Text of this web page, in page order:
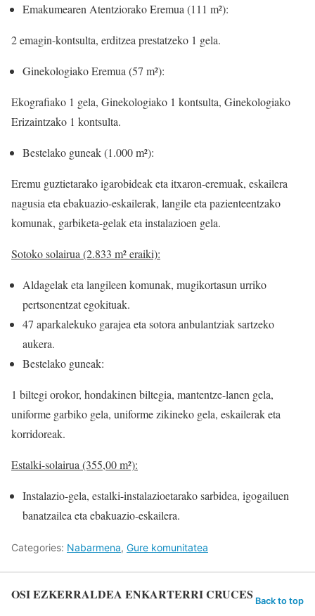
Emakumearen Atentziorako Eremua (111 m²):
2 emagin-kontsulta, erditzea prestatzeko 1 gela.
Ginekologiako Eremua (57 m²):
Ekografiako 1 gela, Ginekologiako 1 kontsulta, Ginekologiako
Erizaintzako 1 kontsulta.
Bestelako guneak (1.000 m²):
Eremu guztietarako igarobideak eta itxaron-eremuak, eskailera
nagusia eta ebakuazio-eskailerak, langile eta pazienteentzako
komunak, garbiketa-gelak eta instalazioen gela.
Sotoko solairua (2.833 m² eraiki):
Aldagelak eta langileen komunak, mugikortasun urriko
pertsonentzat egokituak.
47 aparkalekuko garajea eta sotora anbulantziak sartzeko
aukera.
Bestelako guneak:
1 biltegi orokor, hondakinen biltegia, mantentze-lanen gela,
uniforme garbiko gela, uniforme zikineko gela, eskailerak eta
korridoreak.
Estalki-solairua (355,00 m²):
Instalazio-gela, estalki-instalazioetarako sarbidea, igogailuen
banatzailea eta ebakuazio-eskailera.
Categories: Nabarmena, Gure komunitatea
OSI EZKERRALDEA ENKARTERRI CRUCES Back to top